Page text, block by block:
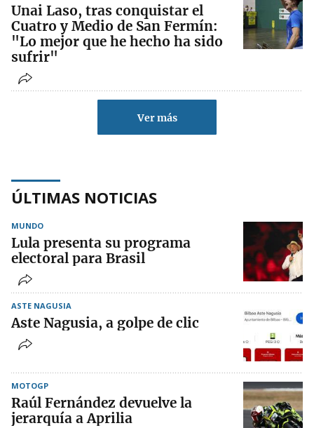
Unai Laso, tras conquistar el
Cuatro y Medio de San Fermín:
"Lo mejor que he hecho ha sido
sufrir"
Ver más
ÚLTIMAS NOTICIAS
MUNDO
Lula presenta su programa
electoral para Brasil
ASTE NAGUSIA
Aste Nagusia, a golpe de clic
MOTOGP
Raúl Fernández devuelve la
jerarquía a Aprilia